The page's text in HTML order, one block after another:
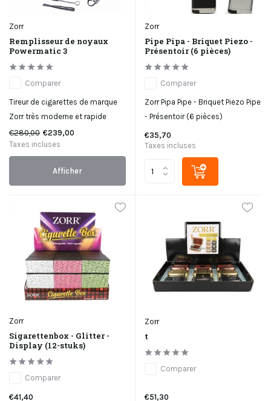
Zorr
Remplisseur de noyaux
Powermatic 3
Comparer
Tireur de cigarettes de marque
Zorr très moderne et rapide
€280,00 €239,00
Taxes incluses
Afficher
Zorr
Pipe Pipa - Briquet Piezo -
Présentoir (6 pièces)
Comparer
Zorr Pipa Pipe - Briquet Piezo Pipe
- Présentoir (6 pièces)
€35,70
Taxes incluses
Zorr
Sigarettenbox - Glitter -
Display (12-stuks)
Comparer
€41,40
Zorr
t
Comparer
€51,30